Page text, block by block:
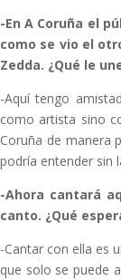
-En A Coruña el
como se vio el
Zedda. ¿Qué le
-Aquí tengo
como artista sino
Coruña de manera
podría entender sin
-Ahora cantará
canto. ¿Qué
-Cantar con ella es
que solo se puede